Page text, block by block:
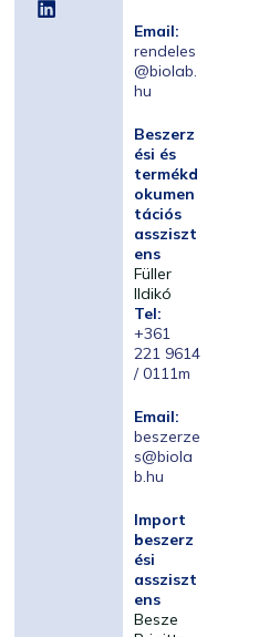
Email:
rendeles
@biolab.
hu
Beszerz
ési és
termékd
okumen
tációs
assziszt
ens
Füller
Ildikó
Tel:
+361
221 9614
/ 0111m
Email:
beszerze
s@biola
b.hu
Import
beszerz
ési
assziszt
ens
Besze